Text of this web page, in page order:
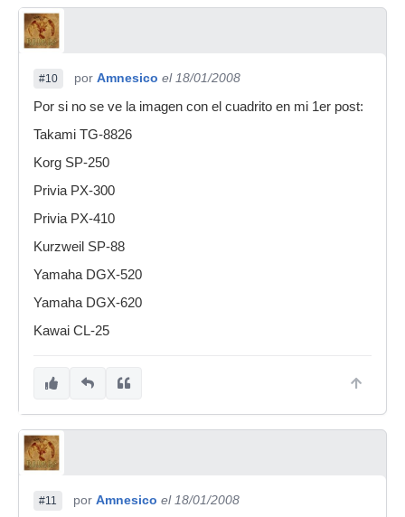
#10 por Amnesico el 18/01/2008
Por si no se ve la imagen con el cuadrito en mi 1er post:
Takami TG-8826
Korg SP-250
Privia PX-300
Privia PX-410
Kurzweil SP-88
Yamaha DGX-520
Yamaha DGX-620
Kawai CL-25
#11 por Amnesico el 18/01/2008